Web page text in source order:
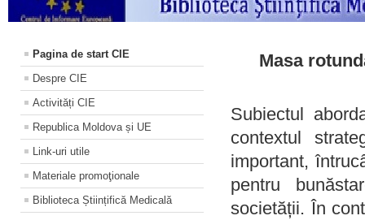
Pagina de start CIE
Despre CIE
Activități CIE
Republica Moldova și UE
Link-uri utile
Materiale promoţionale
Biblioteca Științifică Medicală
Masa
Subiectul
contextul
important,
pentru
societății. În